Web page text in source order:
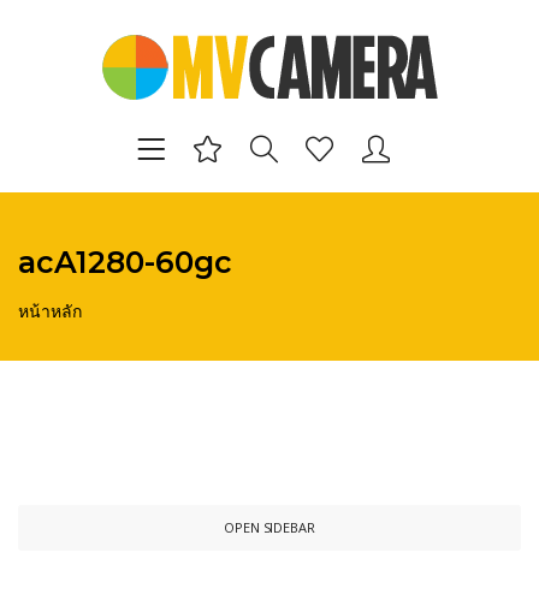
acA1280-60gc
หน้าหลัก
OPEN SIDEBAR